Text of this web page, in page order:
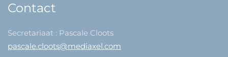
Contact
Secretariaat : Pascale Cloots
pascale.cloots@mediaxel.com